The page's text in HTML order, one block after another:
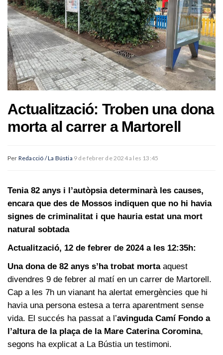
Actualització: Troben una dona
morta al carrer a Martorell
Per Redacció / La Bústia 9 de febrer de 2024 a les 13:45
Tenia 82 anys i l’autòpsia determinarà les causes,
encara que des de Mossos indiquen que no hi havia
signes de criminalitat i que hauria estat una mort
natural sobtada
Actualització, 12 de febrer de 2024 a les 12:35h:
Una dona de 82 anys s’ha trobat mortaaquest
divendres 9 de febrer al matí en un carrer de Martorell.
Cap a les 7h un vianant ha alertat emergències que hi
havia una persona estesa a terra aparentment sense
vida. El succés ha passat a l’avinguda Camí Fondo a
l’altura de la plaça de la Mare Caterina Coromina,
segons ha explicat a La Bústia un testimoni.